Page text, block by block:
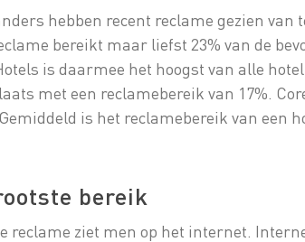
hebben recent reclame gezien van
bereikt maar liefst 23% van de
is daarmee het hoogst van alle
met een reclamebereik van 17%.
is het reclamebereik van een
bereik
reclame ziet men op het internet.